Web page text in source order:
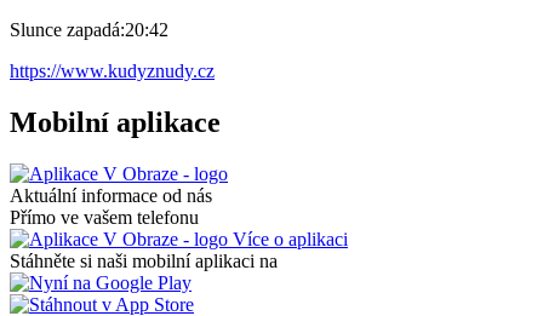
Slunce zapadá:20:42
https://www.kudyznudy.cz
Mobilní aplikace
Aktuální informace od nás
Přímo ve vašem telefonu
Více o aplikaci
Stáhněte si naši mobilní aplikaci na